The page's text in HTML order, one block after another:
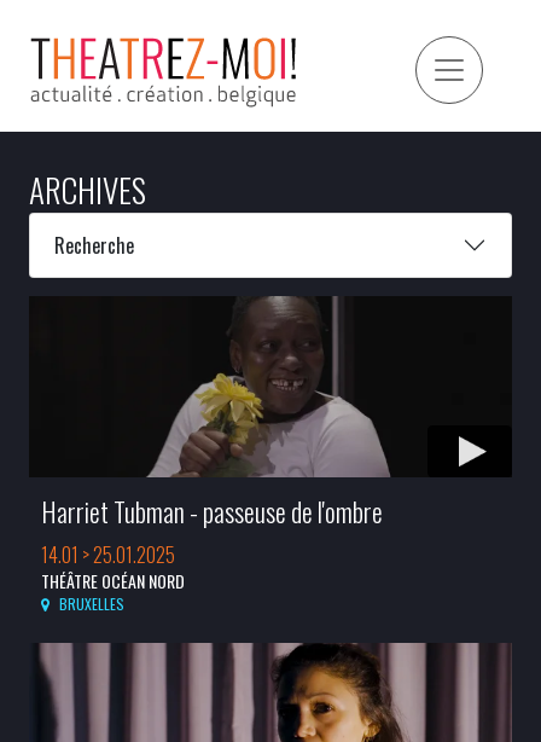
ARCHIVES
Recherche
Harriet Tubman - passeuse de l'ombre
14.01 > 25.01.2025
THÉÂTRE OCÉAN NORD
BRUXELLES